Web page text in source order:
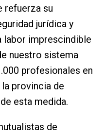
refuerza su
jurídica y
labor imprescindible
nuestro sistema
profesionales en
la provincia de
esta medida.
de